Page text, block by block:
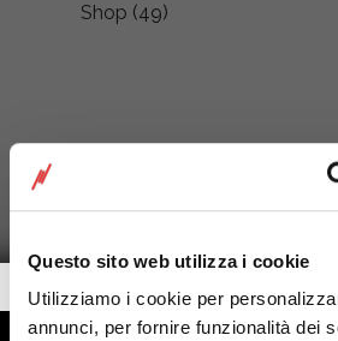
Questo sito web utilizza i cookie
Utilizziamo i cookie per
annunci, per fornire funzionalità dei
Shop (49)
Getalook Studio